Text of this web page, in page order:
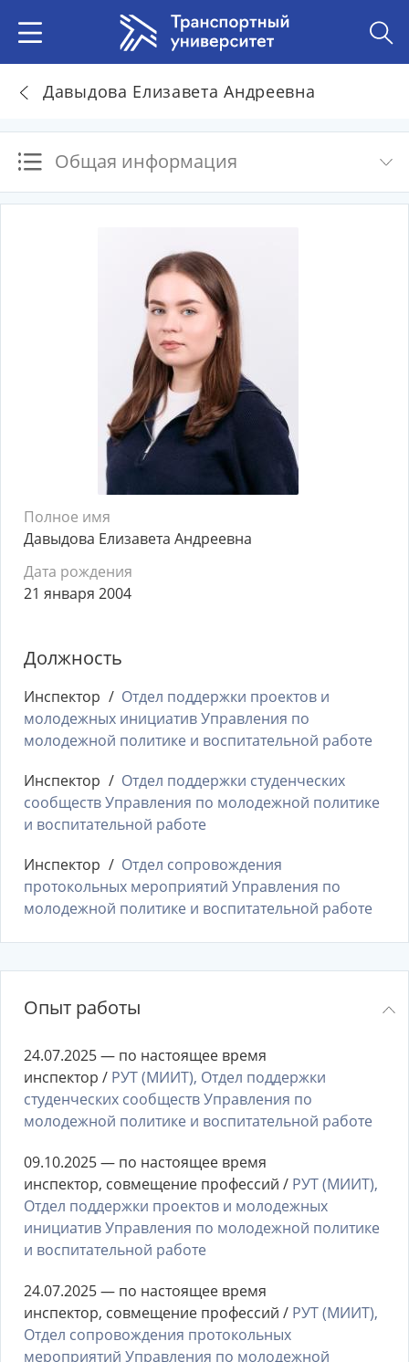
Давыдова Елизавета Андреевна
Общая информация
Полное имя
Давыдова Елизавета Андреевна
Дата рождения
21 января 2004
Должность
Инспектор
Отдел поддержки проектов и
молодежных инициатив Управления по
молодежной политике и воспитательной работе
Инспектор
Отдел поддержки студенческих
сообществ Управления по молодежной политике
и воспитательной работе
Инспектор
Отдел сопровождения
протокольных мероприятий Управления по
молодежной политике и воспитательной работе
Опыт работы
24.07.2025 — по настоящее время
инспектор / РУТ (МИИТ), Отдел поддержки
студенческих сообществ Управления по
молодежной политике и воспитательной работе
09.10.2025 — по настоящее время
инспектор, совмещение профессий / РУТ (МИИТ),
Отдел поддержки проектов и молодежных
инициатив Управления по молодежной политике
и воспитательной работе
24.07.2025 — по настоящее время
инспектор, совмещение профессий / РУТ (МИИТ),
Отдел сопровождения протокольных
мероприятий Управления по молодежной